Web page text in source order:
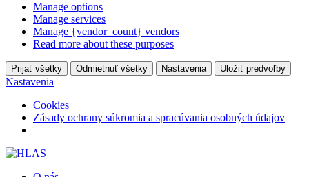
Manage options
Manage services
Manage {vendor_count} vendors
Read more about these purposes
Prijať všetky Odmietnuť všetky Nastavenia Uložiť predvoľby
Nastavenia
Cookies
Zásady ochrany súkromia a spracúvania osobných údajov